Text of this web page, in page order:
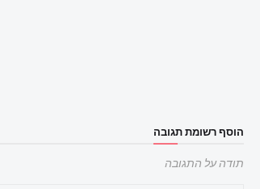
הוסף רשומת תגובה
תודה על התגובה